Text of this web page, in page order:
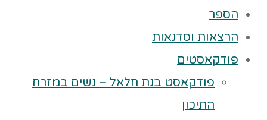
הספר
הרצאות וסדנאות
פודקאסטים
פודקאסט בנת חלאל – נשים במזרח
התיכון